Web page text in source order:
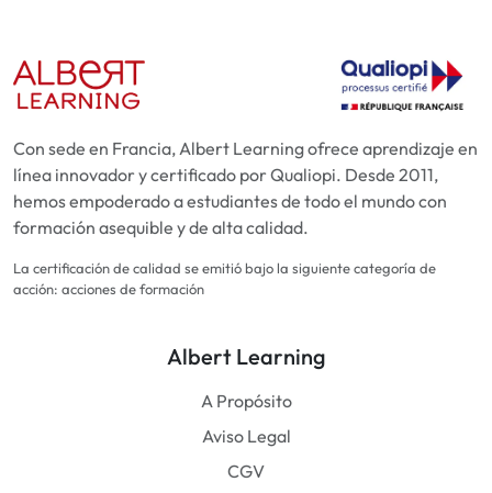
Con sede en Francia, Albert Learning ofrece aprendizaje en
línea innovador y certificado por Qualiopi. Desde 2011,
hemos empoderado a estudiantes de todo el mundo con
formación asequible y de alta calidad.
La certificación de calidad se emitió bajo la siguiente categoría de
acción: acciones de formación
Albert Learning
A Propósito
Aviso Legal
CGV